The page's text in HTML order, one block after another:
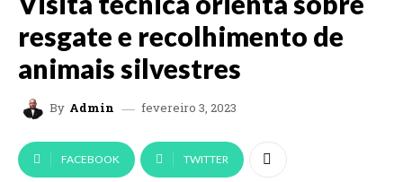
resgate e recolhimento de
animais silvestres
By Admin fevereiro 3, 2023
FACEBOOK TWITTER